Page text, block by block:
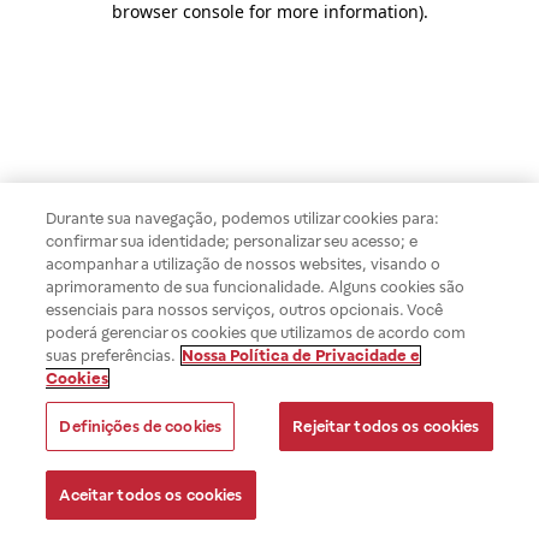
browser console for more information).
Durante sua navegação, podemos utilizar cookies para:
confirmar sua identidade; personalizar seu acesso; e
acompanhar a utilização de nossos websites, visando o
aprimoramento de sua funcionalidade. Alguns cookies são
essenciais para nossos serviços, outros opcionais. Você
poderá gerenciar os cookies que utilizamos de acordo com
suas preferências. Nossa Política de Privacidade e
Cookies
Definições de cookies Rejeitar todos os cookies
Aceitar todos os cookies